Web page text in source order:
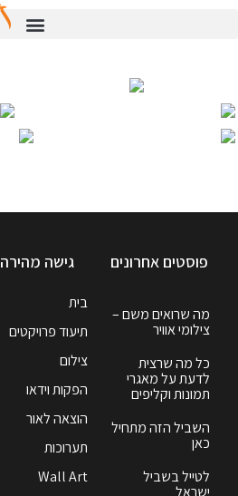
פוסטים אחרונים
מה שרואים משם –
צילומי אוויר
כל מה שרצית
לדעת על מאגרי
תמונות וקליפים
השביל הזה מתחיל
כאן
לטייל בשביל
ישראל
גישה מהירה
בית
תיעוד פרויקטים
צילום
הפקות וידאו
הוצאה לאור
תערוכות
Wall Art